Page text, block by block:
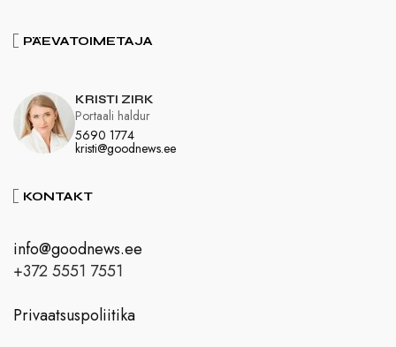
PÄEVATOIMETAJA
KRISTI ZIRK
5690 1774
kristi@goodnews.ee
Portaali haldur
KONTAKT
info@goodnews.ee
+372 5551 7551
Privaatsuspoliitika